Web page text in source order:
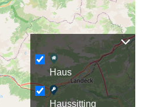
Haus
Haussitting